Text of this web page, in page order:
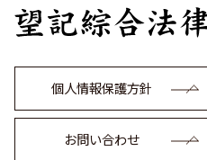
個人情報保護方針
お問い合わせ